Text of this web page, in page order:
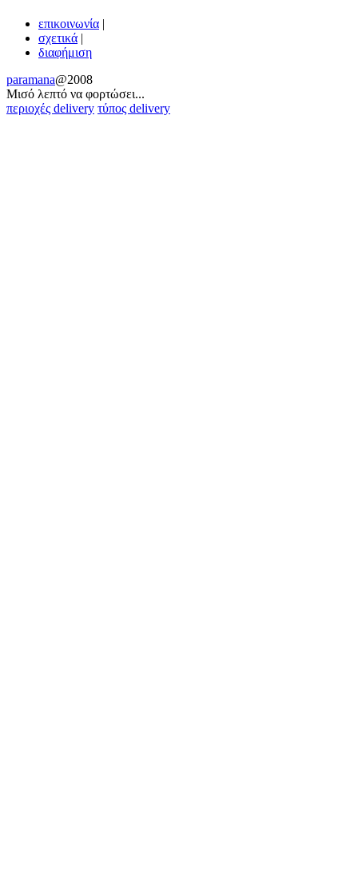
επικοινωνία |
σχετικά |
διαφήμιση
paramana@2008
Μισό λεπτό να φoρτώσει...
περιοχές delivery τύπος delivery